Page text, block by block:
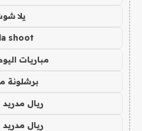
يلا
shoot
مباريات
برشلونة
ريال
ريال